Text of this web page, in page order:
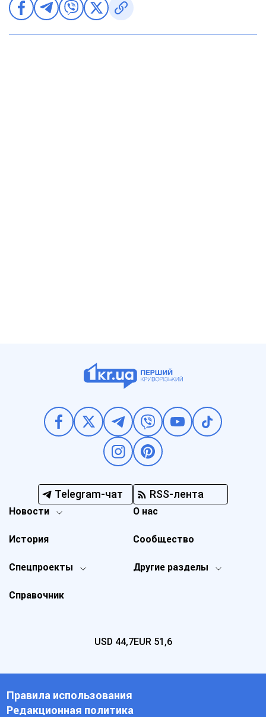
Telegram-чат RSS-лента
Новости
Спецпроекты Другие разделы
История
О нас
Справочник
Сообщество
USD 44,7EUR 51,6
Правила использования
Редакционная политика